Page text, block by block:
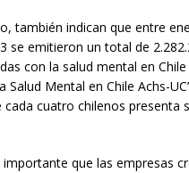
también indican que entre
se emitieron un total de
con la salud mental en Chile
Salud Mental en Chile Achs-
cada cuatro chilenos presenta
que las empresas